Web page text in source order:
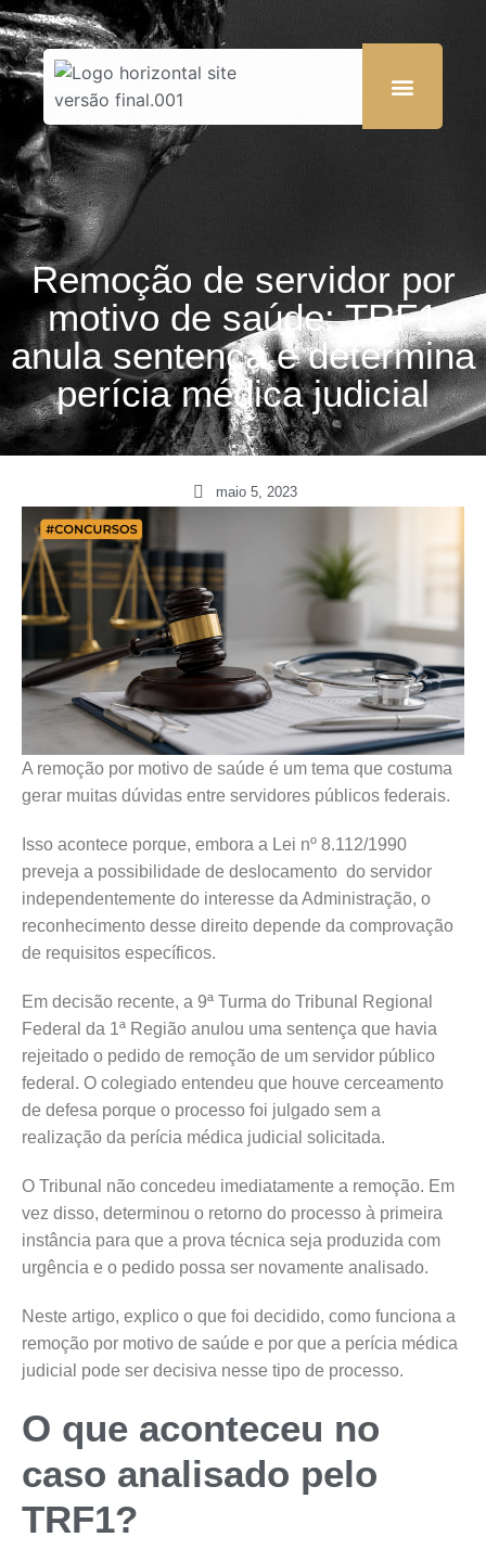
Remoção de servidor por
motivo de saúde: TRF1
anula sentença e determina
perícia médica judicial
maio 5, 2023
A remoção por motivo de saúde é um tema que costuma
gerar muitas dúvidas entre servidores públicos federais.
Isso acontece porque, embora a Lei nº 8.112/1990
preveja a possibilidade de deslocamento do servidor
independentemente do interesse da Administração, o
reconhecimento desse direito depende da comprovação
de requisitos específicos.
Em decisão recente, a 9ª Turma do Tribunal Regional
Federal da 1ª Região anulou uma sentença que havia
rejeitado o pedido de remoção de um servidor público
federal. O colegiado entendeu que houve cerceamento
de defesa porque o processo foi julgado sem a
realização da perícia médica judicial solicitada.
O Tribunal não concedeu imediatamente a remoção. Em
vez disso, determinou o retorno do processo à primeira
instância para que a prova técnica seja produzida com
urgência e o pedido possa ser novamente analisado.
Neste artigo, explico o que foi decidido, como funciona a
remoção por motivo de saúde e por que a perícia médica
judicial pode ser decisiva nesse tipo de processo.
O que aconteceu no
caso analisado pelo
TRF1?